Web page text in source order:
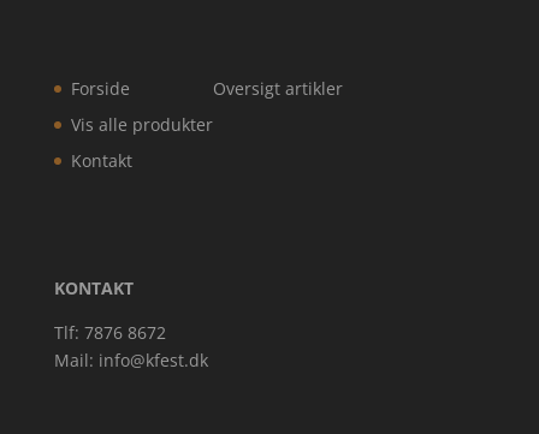
Forside
Vis alle produkter
Kontakt
Oversigt artikler
KONTAKT
Tlf: 7876 8672
Mail: info@kfest.dk